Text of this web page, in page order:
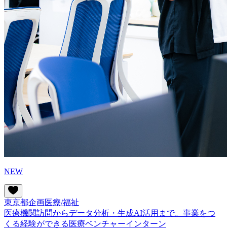
NEW
東京都企画医療/福祉
医療機関訪問からデータ分析・生成AI活用まで。事業をつ
くる経験ができる医療ベンチャーインターン